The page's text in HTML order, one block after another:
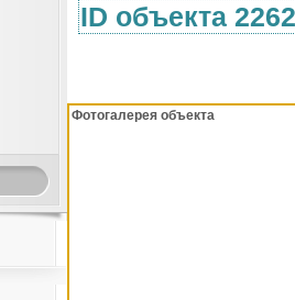
ID объекта
Фотогалерея объекта